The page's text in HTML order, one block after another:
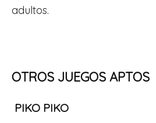
adultos.
OTROS JUEGOS APTOS
PIKO PIKO